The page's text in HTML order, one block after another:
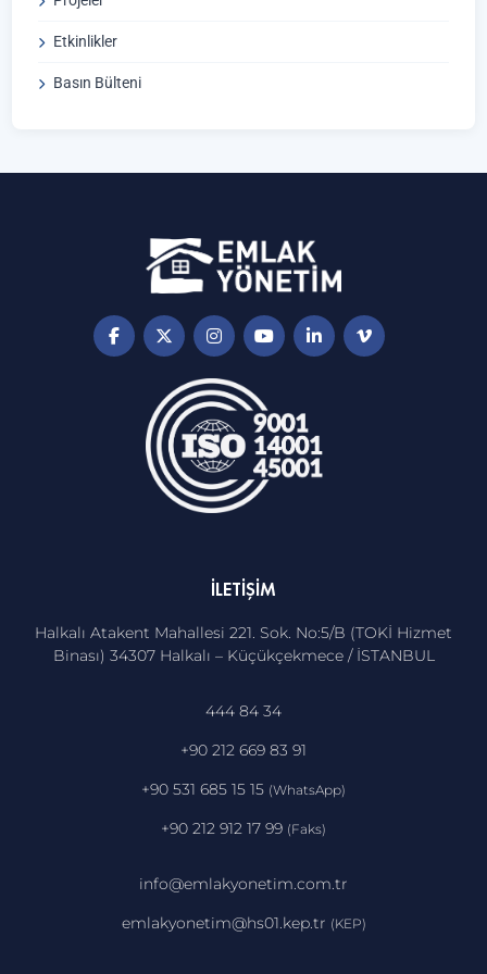
Etkinlikler
Basın Bülteni
İLETIŞIM
Halkalı Atakent Mahallesi 221. Sok. No:5/B (TOKİ Hizmet
Binası) 34307 Halkalı – Küçükçekmece / İSTANBUL
444 84 34
+90 212 669 83 91
+90 531 685 15 15 (WhatsApp)
+90 212 912 17 99 (Faks)
info@emlakyonetim.com.tr
emlakyonetim@hs01.kep.tr (KEP)